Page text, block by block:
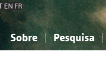
EN FR
Sobre Pesquisa